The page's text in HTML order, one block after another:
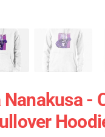
Nanakusa -